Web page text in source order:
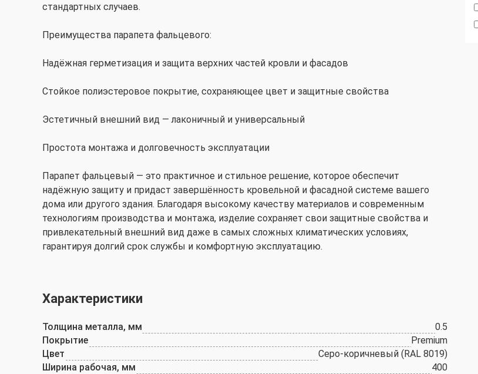
стандартных случаев.
Преимущества парапета фальцевого:
Надёжная герметизация и защита верхних частей кровли и фасадов
Стойкое полиэстеровое покрытие, сохраняющее цвет и защитные свойства
Эстетичный внешний вид — лаконичный и универсальный
Простота монтажа и долговечность эксплуатации
Парапет фальцевый — это практичное и стильное решение, которое обеспечит
надёжную защиту и придаст завершённость кровельной и фасадной системе вашего
дома или другого здания. Благодаря высокому качеству материалов и современным
технологиям производства и монтажа, изделие сохраняет свои защитные свойства и
привлекательный внешний вид даже в самых сложных климатических условиях,
гарантируя долгий срок службы и комфортную эксплуатацию.
Характеристики
Толщина металла, мм
0.5
Покрытие
Premium
Цвет
Серо-коричневый (RAL 8019)
Ширина рабочая, мм
400